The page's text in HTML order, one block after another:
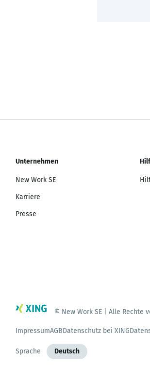
Unternehmen
New Work SE
Karriere
Presse
© New Work SE | Alle Rechte
ImpressumAGBDatenschutz bei XING
Sprache Deutsch